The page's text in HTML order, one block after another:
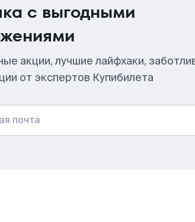
с выгодными
акции, лучшие лайфхаки,
от экспертов Купибилета
почта